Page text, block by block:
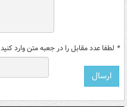
* لطفا عدد مقابل را در جعبه متن وارد کنید